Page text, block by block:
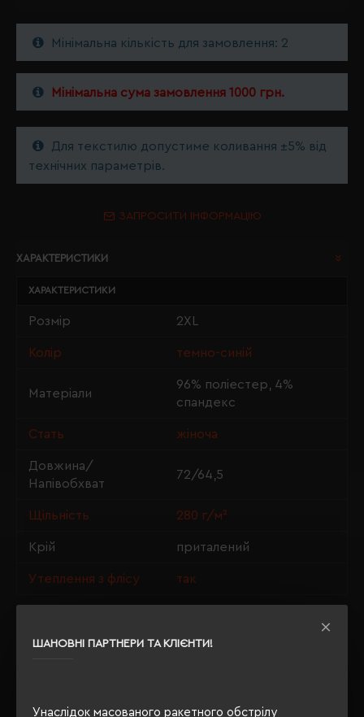
ШАНОВНІ ПАРТНЕРИ ТА КЛІЄНТИ!
Унаслідок масованого ракетного обстрілу
Мінімальна кількість для замовлення: 2
Мінімальна сума замовлення 1000 грн.
Для текстилю допустиме коливання ±5% від
технічних параметрів.
ЗАПРОСИТИ ІНФОРМАЦІЮ
ХАРАКТЕРИСТИКИ
ХАРАКТЕРИСТИКИ
Розмір 2XL
Колір темно-синій
Матеріали
96% поліестер, 4%
спандекс
Стать жіноча
Довжина/
Напівобхват
72/64,5
Щільність 280 г/м²
Крій приталений
Утеплення з флісу так
ОПИС